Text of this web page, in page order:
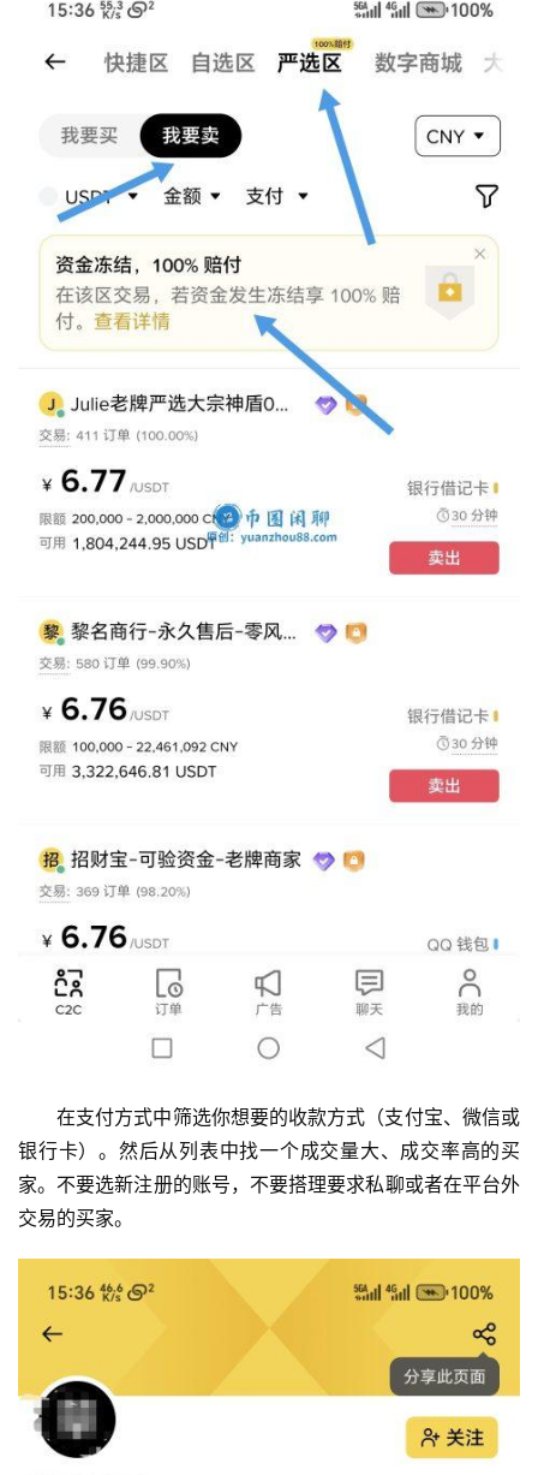
在支付方式中筛选你想要的收款方式（支付宝、微信或
银行卡）。然后从列表中找一个成交量大、成交率高的买
家。不要选新注册的账号，不要搭理要求私聊或者在平台外
交易的买家。